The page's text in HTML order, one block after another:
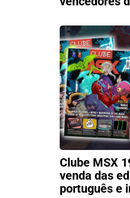
Clube MSX
venda das
português e